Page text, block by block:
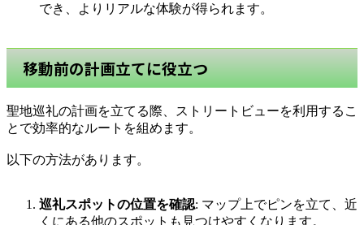
でき、よりリアルな体験が得られます。
移動前の計画立てに役立つ
聖地巡礼の計画を立てる際、ストリートビューを利用するこ
とで効率的なルートを組めます。
以下の方法があります。
巡礼スポットの位置を確認: マップ上でピンを立て、近
くにある他のスポットも見つけやすくなります。